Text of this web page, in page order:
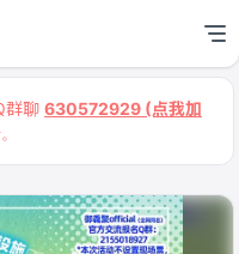
群聊 630572929 (点我加